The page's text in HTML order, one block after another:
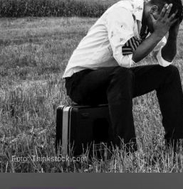
Foto: Thinkstock.com